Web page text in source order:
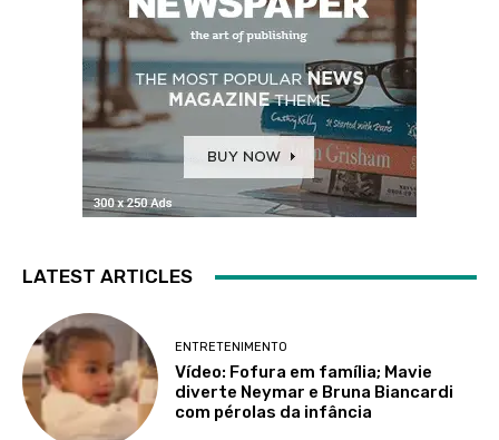
LATEST ARTICLES
ENTRETENIMENTO
Vídeo: Fofura em família; Mavie
diverte Neymar e Bruna Biancardi
com pérolas da infância